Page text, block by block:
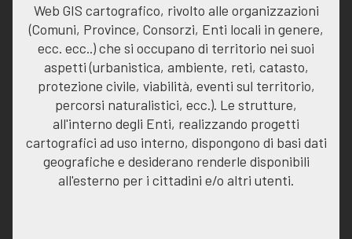
Web GIS cartografico, rivolto alle organizzazioni
(Comuni, Province, Consorzi, Enti locali in genere,
ecc. ecc..) che si occupano di territorio nei suoi
aspetti (urbanistica, ambiente, reti, catasto,
protezione civile, viabilità, eventi sul territorio,
percorsi naturalistici, ecc.). Le strutture,
all'interno degli Enti, realizzando progetti
cartografici ad uso interno, dispongono di basi dati
geografiche e desiderano renderle disponibili
all'esterno per i cittadini e/o altri utenti.